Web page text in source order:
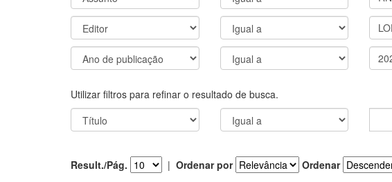
Utilizar filtros para refinar o resultado de busca.
Result./Pág. | Ordenar por Ordenar